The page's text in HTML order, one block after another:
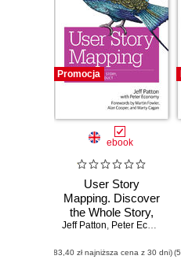
Promocja
ebook
User Story
Mapping. Discover
the Whole Story,
Build the Right
Jeff Patton, Peter Economy
(83,40 zł najniższa cena z 30 dni)